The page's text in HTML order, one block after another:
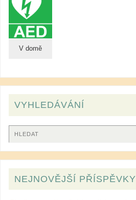
V domě
VYHLEDÁVÁNÍ
NEJNOVĚJŠÍ PŘÍSPĚVKY